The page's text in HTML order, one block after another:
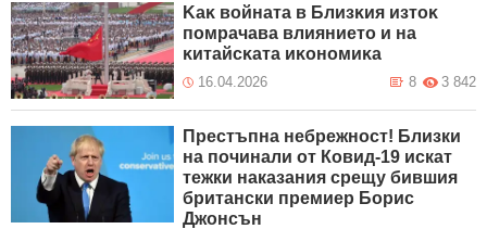
Kaĸ вoйнaтa в Близĸия изтoĸ
пoмpaчaвa влияниeтo и нa
ĸитaйcĸaтa иĸoнoмиĸa
16.04.2026 3 842
8
Престъпна небрежност! Близки
на починали от Ковид-19 искат
тежки наказания срещу бившия
британски премиер Борис
Джонсън